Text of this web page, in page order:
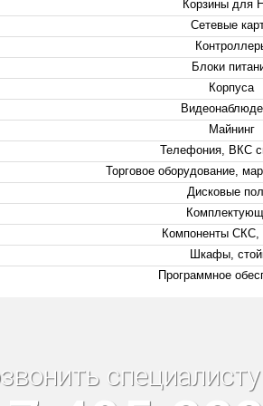
Корзины для
Сетевые
Блоки
Корпуса
Майнинг
Телефония, ВКС
Торговое оборудование,
Дисковые
Компоненты СКС,
Шкафы,
Программное